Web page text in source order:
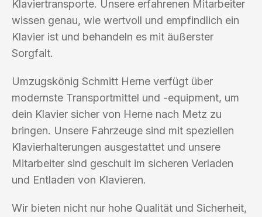
Klaviertransporte. Unsere erfahrenen Mitarbeiter
wissen genau, wie wertvoll und empfindlich ein
Klavier ist und behandeln es mit äußerster
Sorgfalt.
Umzugskönig Schmitt Herne verfügt über
modernste Transportmittel und -equipment, um
dein Klavier sicher von Herne nach Metz zu
bringen. Unsere Fahrzeuge sind mit speziellen
Klavierhalterungen ausgestattet und unsere
Mitarbeiter sind geschult im sicheren Verladen
und Entladen von Klavieren.
Wir bieten nicht nur hohe Qualität und Sicherheit,